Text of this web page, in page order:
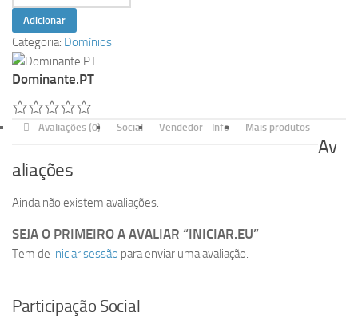
de
iniciar.eu
Adicionar
Categoria: Domínios
Dominante.PT
Avaliações (0) Social Vendedor - Info Mais produtos
Av
aliações
Ainda não existem avaliações.
SEJA O PRIMEIRO A AVALIAR “INICIAR.EU”
Tem de iniciar sessão para enviar uma avaliação.
Participação Social